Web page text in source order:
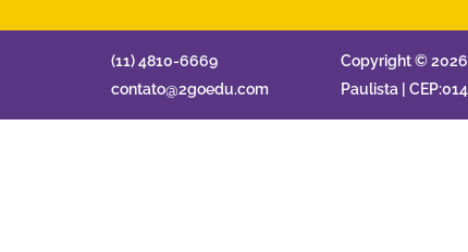
(11) 4810-6669
contato@2goedu.com
Copyright © 2026
Paulista |